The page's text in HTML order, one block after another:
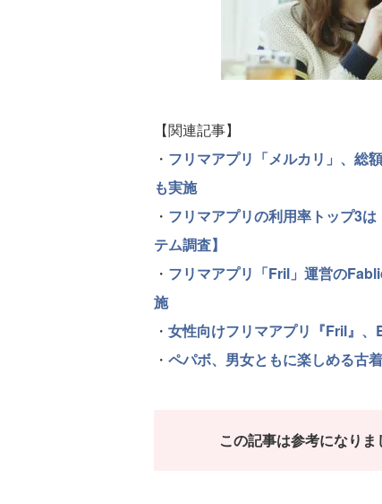
【関連記事】
・ フリマアプリ「メルカリ」、総
も実施
・ フリマアプリの利用率トップ3
テム調査】
・ フリマアプリ「Fril」運営の
施
・ 女性向けフリマアプリ『Fril』
・ ペパボ、男女ともに楽しめる古
この記事は参考になりま